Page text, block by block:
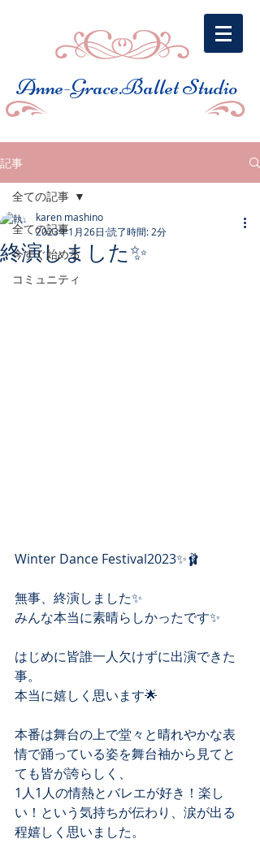
​Anne-Grace.Ballet Studio
記事
全ての記事
今すぐ始める
コミュニティ
全ての記事
終演しました✨
karen mashino
2023年1月26日 読了時間: 2分
Winter Dance Festival2023✨🩰
無事、終演しました✨
みんな本当に素晴らしかったです✨
はじめに皆誰一人欠けずに出演できた
事。
本当に嬉しく思います🌟
本番は舞台の上で堂々と晴れやかな表
情で踊っている姿を舞台袖から見てと
ても皆が誇らしく、
1人1人の情熱とバレエが好き！楽し
い！という気持ちが伝わり、涙が出る
程嬉しく思いました。